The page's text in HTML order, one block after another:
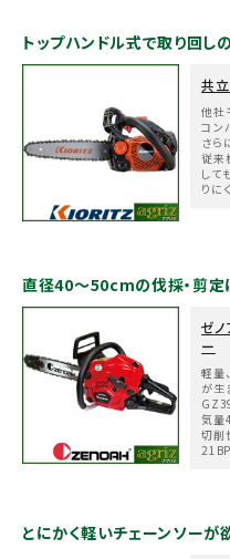
メールでのお問い
info@agriz.net
FAXでのご注文
24
トップハンドル式で取り回し
共
他社
コン
さら
従来
して
りに
直径40～50cmの伐採・剪定
ゼ
ー
軽量
が生
気量
切削
とにかく軽いチェーンソーが